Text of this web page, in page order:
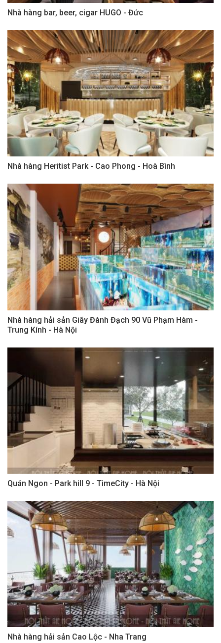
Nhà hàng bar, beer, cigar HUGO - Đức
Nhà hàng Heritist Park - Cao Phong - Hoà Bình
Nhà hàng hải sản Giãy Đành Đạch 90 Vũ Phạm Hàm -
Trung Kính - Hà Nội
Quán Ngon - Park hill 9 - TimeCity - Hà Nội
Nhà hàng hải sản Cao Lộc - Nha Trang